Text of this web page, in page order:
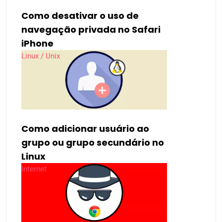
Como desativar o uso de
navegação privada no Safari
iPhone
Linux / Unix
Como adicionar usuário ao
grupo ou grupo secundário no
Linux
Internet